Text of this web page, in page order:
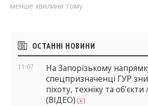
менше хвилини тому
Бічні
віджети
ОСТАННІ НОВИНИ
11:07
На Запорізькому
спецпризначенці ГУР
піхоту, техніку та об’єкти
(ВІДЕО)